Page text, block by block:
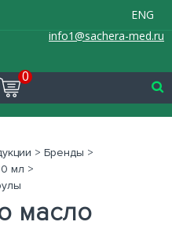
ENG
info1@sachera-med.ru
0
> Бренды >
мл >
масло